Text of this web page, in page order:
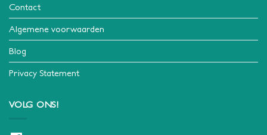
Contact
Algemene voorwaarden
Blog
Privacy Statement
VOLG ONS!